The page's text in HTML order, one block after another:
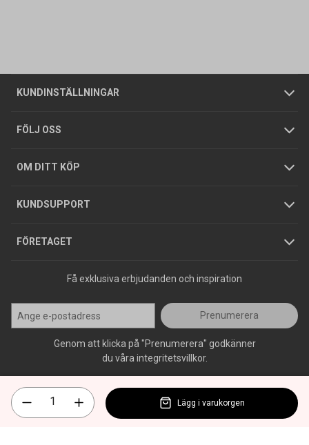
KUNDINSTÄLLNINGAR
Företagskund / Privatkund
FÖLJ OSS
OM DITT KÖP
Allmänna försäljningsvillkor
Integritetspolicy
GDPR
KUNDSUPPORT
Butiker
Foldrar och kataloger
Köpguider
Varumärken
FÖRETAGET
Om oss
Tjänster
Hållbarhet
Jobba hos oss
Press
Få exklusiva erbjudanden och inspiration
Prenumerera
Genom att klicka på "Prenumerera" godkänner
du våra integritetsvillkor.
Lägg i varukorgen